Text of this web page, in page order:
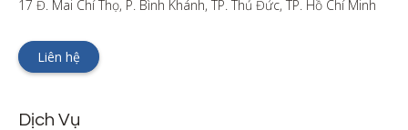
17 Đ. Mai Chí Thọ, P. Bình Khánh, TP. Thủ Đức, TP. Hồ Chí Minh
Liên hệ
Dịch Vụ